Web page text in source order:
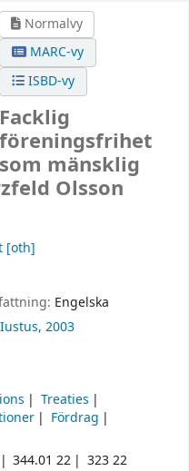
Normalvy
MARC-vy
ISBD-vy
Facklig
föreningsfrihet
som mänsklig
Olsson
[oth]
Engelska
Iustus, 2003
Treaties
Fördrag
344.01 22
323 22